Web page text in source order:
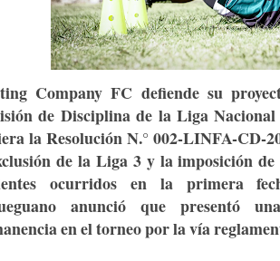
Company FCdefiende su
de Disciplina de la Liga
la Resolución N.° 002-LINFA-CD-
de la Liga 3 y la imposición
ocurridos en la primera
anunció que presentó
en el torneo por la vía